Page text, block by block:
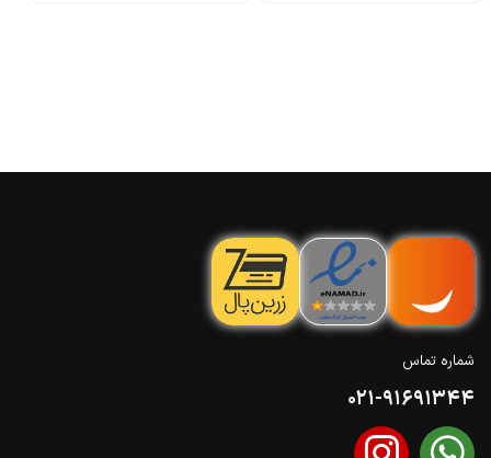
شماره تماس
021-91691344